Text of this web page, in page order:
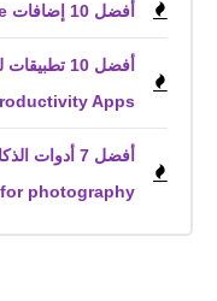
أفضل 10 إضافات Chrome لتحسين الإنتاجية لتعزيز عملك
Apps
photography